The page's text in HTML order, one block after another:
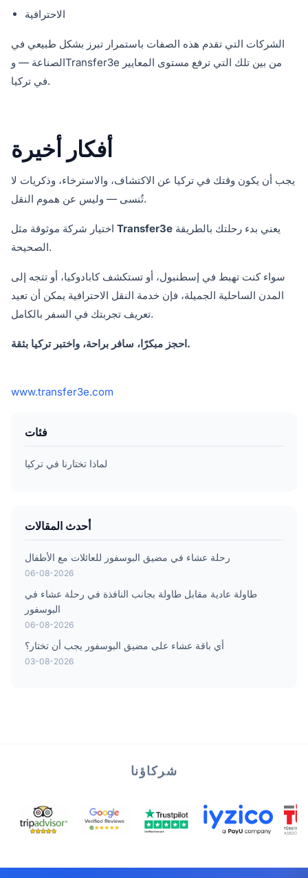
الاحترافية
الشركات التي تقدم هذه الصفات باستمرار تبرز بشكل طبيعي في
الصناعة — وTransfer3e من بين تلك التي ترفع مستوى المعايير
في تركيا.
أفكار أخيرة
يجب أن يكون وقتك في تركيا عن الاكتشاف، والاسترخاء، وذكريات لا
تُنسى — وليس عن هموم النقل.
Transfer3e
الصحيحة.
سواء كنت تهبط في إسطنبول، أو تستكشف كابادوكيا، أو تتجه إلى
المدن الساحلية الجميلة، فإن خدمة النقل الاحترافية يمكن أن تعيد
تعريف تجربتك في السفر بالكامل.
احجز مبكرًا، سافر براحة، واختبر تركيا بثقة.
www.transfer3e.com
فئات
لماذا تختارنا في تركيا
أحدث المقالات
رحلة عشاء في مضيق البوسفور للعائلات مع الأطفال
06-08-2026
طاولة عادية مقابل طاولة بجانب النافذة في رحلة عشاء في
البوسفور
06-08-2026
أي باقة عشاء على مضيق البوسفور يجب أن تختار؟
03-08-2026
شركاؤنا